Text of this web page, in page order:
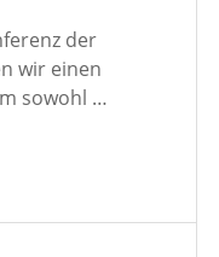
der
wir einen
sowohl …